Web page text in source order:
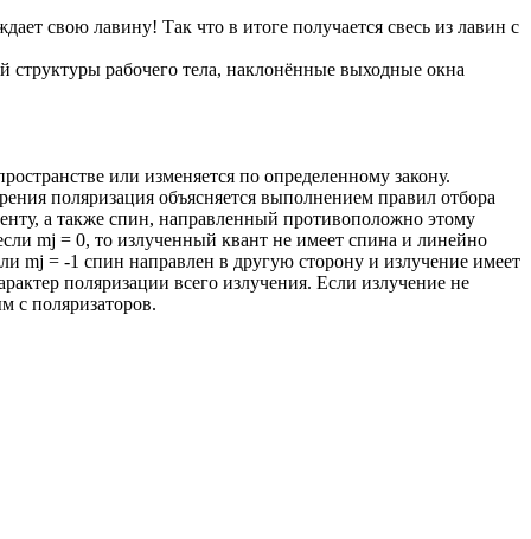
свою лавину! Так что в итоге получается свесь из лавин с
структуры рабочего тела, наклонённые выходные окна
или изменяется по определенному закону.
поляризация объясняется выполнением правил отбора
а также спин, направленный противоположно этому
mj = 0, то излученный квант не имеет спина и линейно
mj = -1 спин направлен в другую сторону и излучение имеет
поляризации всего излучения. Если излучение не
с поляризаторов.